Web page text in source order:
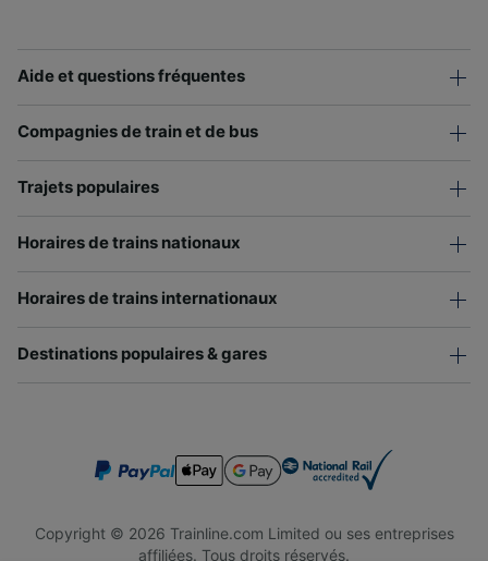
Aide et questions fréquentes
Compagnies de train et de bus
Trajets populaires
Horaires de trains nationaux
Horaires de trains internationaux
Destinations populaires & gares
Copyright © 2026 Trainline.com Limited ou ses entreprises
affiliées. Tous droits réservés.